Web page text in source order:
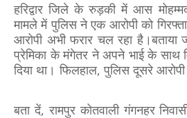
हरिद्वार जिले के रुड़की में आस
मामले में पुलिस ने एक आरोपी को
आरोपी अभी फरार चल रहा
प्रेमिका के मंगेतर ने अपने भाई के साथ
दिया था। फिलहाल, पुलिस दूसरे
बता दें, रामपुर कोतवाली गंगनहर